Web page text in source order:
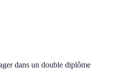
dans un double diplôme